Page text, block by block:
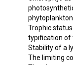
phytoplankton
Trophic
typification of
Stability of a
The limiting